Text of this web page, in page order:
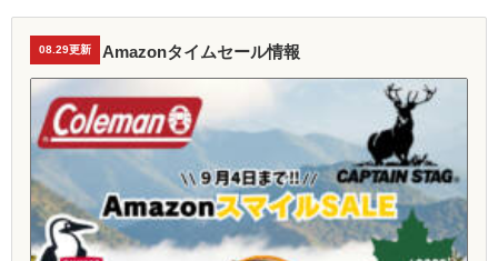
08.29更新 Amazonタイムセール情報